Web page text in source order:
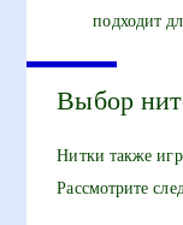
подходит
Выбор
Нитки также
Рассмотрите